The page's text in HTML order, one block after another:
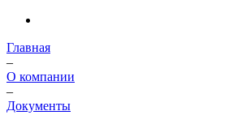
Главная
–
О компании
–
Документы